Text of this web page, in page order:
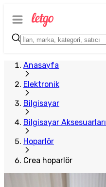
Anasayfa
Elektronik
Bilgisayar
Bilgisayar Aksesuarları
Hoparlör
Crea hoparlör